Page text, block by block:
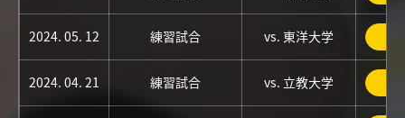
2024. 05. 12 練習試合 vs. 東洋大学
2024. 04. 21 練習試合 vs. 立教大学